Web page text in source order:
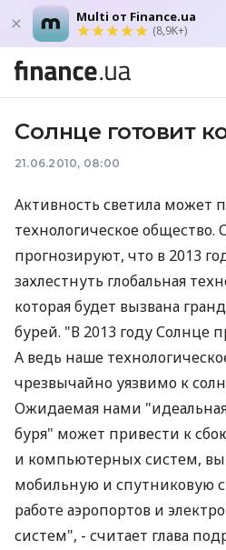
Multi от Finance.ua
(8,9K+)
Солнце готовит
21.06.2010, 08:00
Активность светила может
технологическое общество.
прогнозируют, что в 2013
захлестнуть глобальная
которая будет вызвана
бурей. "В 2013 году Солнце
А ведь наше
чрезвычайно уязвимо к
Ожидаемая нами
буря" может привести к
и компьютерных систем,
мобильную и спутниковую
работе аэропортов и
систем", - считает глава